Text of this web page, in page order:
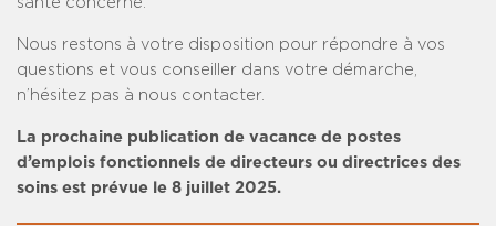
Nous restons à votre disposition pour répondre à vos
questions et vous conseiller dans votre démarche,
n’hésitez pas à nous contacter.
La prochaine publication de vacance de postes
d’emplois fonctionnels de directeurs ou directrices des
soins est prévue le 8 juillet 2025.